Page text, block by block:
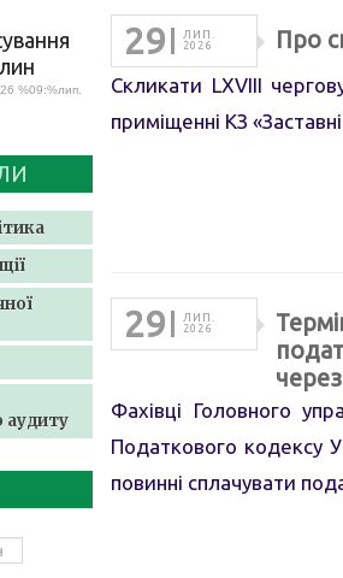
%09:%лип.
аудиту
29
ЛИП.
2026
Про
Скликати LХVІІI
приміщенні КЗ
29
ЛИП.
2026
Фахівці Головного
Податкового кодексу
повинні сплачувати